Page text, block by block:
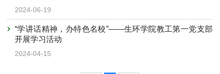
2024-06-19
“学讲话精神，办特色名校”——生环学院教工第一党支部
开展学习活动
2024-04-15